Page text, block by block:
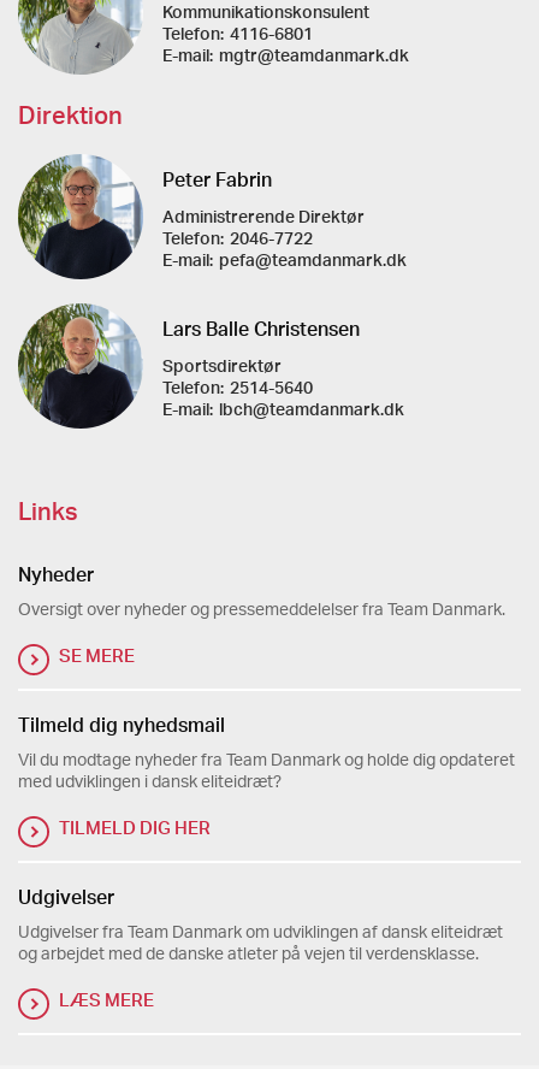
Kommunikationskonsulent
Telefon: 4116-6801
E-mail: mgtr@teamdanmark.dk
Direktion
Peter Fabrin
Administrerende Direktør
Telefon: 2046-7722
E-mail: pefa@teamdanmark.dk
Lars Balle Christensen
Sportsdirektør
Telefon: 2514-5640
E-mail: lbch@teamdanmark.dk
Links
Nyheder
Oversigt over nyheder og pressemeddelelser fra Team Danmark.
SE MERE
Tilmeld dig nyhedsmail
Vil du modtage nyheder fra Team Danmark og holde dig opdateret
med udviklingen i dansk eliteidræt?
TILMELD DIG HER
Udgivelser
Udgivelser fra Team Danmark om udviklingen af dansk eliteidræt
og arbejdet med de danske atleter på vejen til verdensklasse.
LÆS MERE